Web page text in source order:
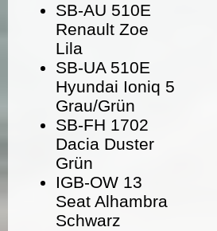
SB-AU 510E
Renault Zoe
Lila
SB-UA 510E
Hyundai Ioniq 5
Grau/Grün
SB-FH 1702
Dacia Duster
Grün
IGB-OW 13
Seat Alhambra
Schwarz